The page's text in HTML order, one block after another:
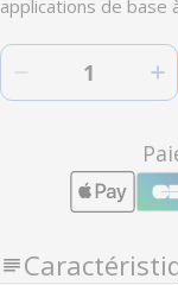
applications de base
Quantité
Diminuer la